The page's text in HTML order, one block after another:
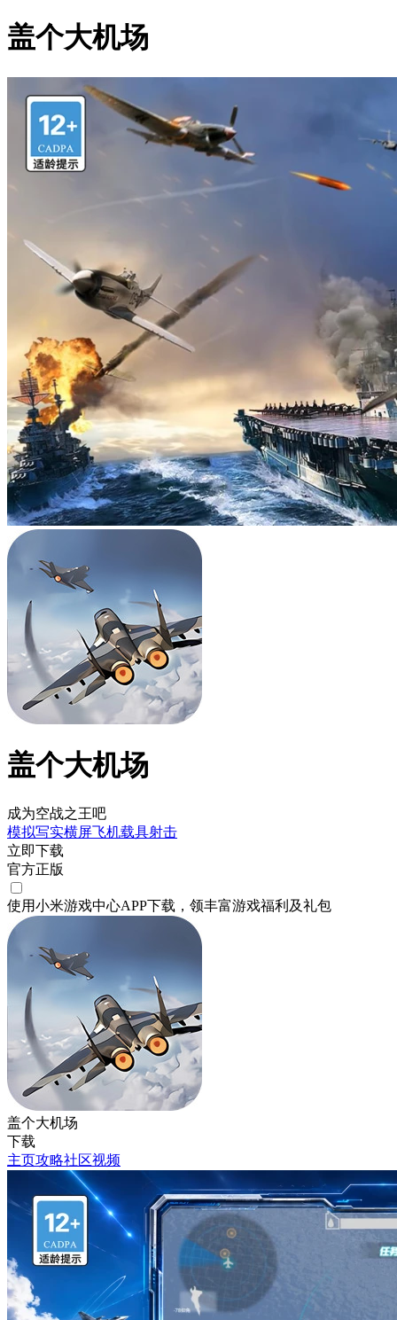
盖个大机场
盖个大机场
成为空战之王吧
模拟写实横屏飞机载具射击
立即下载
官方正版
使用小米游戏中心APP下载 ，领丰富游戏福利 及礼包
盖个大机场
下载
主页攻略社区视频